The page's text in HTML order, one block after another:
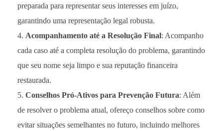
preparada para representar seus interesses em juízo,
garantindo uma representação legal robusta.
Acompanhamento até a Resolução Final: Acompanho
cada caso até a completa resolução do problema, garantindo
que seu nome seja limpo e sua reputação financeira
restaurada.
Conselhos Pró-Ativos para Prevenção Futura: Além
de resolver o problema atual, ofereço conselhos sobre como
evitar situações semelhantes no futuro, incluindo melhores